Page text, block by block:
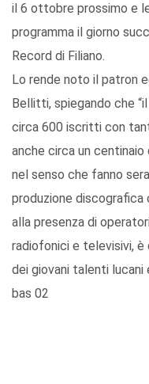
il 6 ottobre prossimo e
programma il giorno
Record di Filiano.
Lo rende noto il patron
Bellitti, spiegando che
circa 600 iscritti con
anche circa un centinaio
nel senso che fanno
produzione
alla presenza di
radiofonici e televisivi,
dei giovani talenti lucani
bas 02